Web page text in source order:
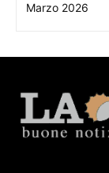
Marzo 2026